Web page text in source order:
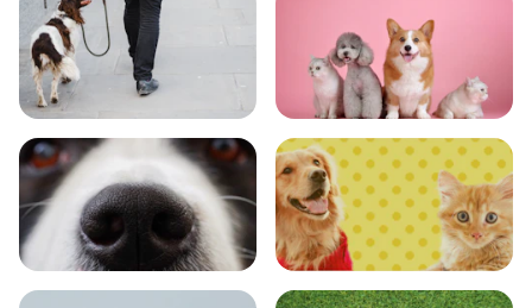
おでかけ 図鑑
エンタメ クイズ